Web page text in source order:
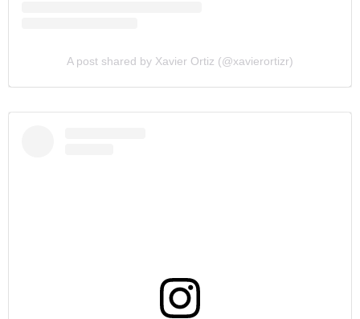
A post shared by Xavier Ortiz (@xavierortizr)